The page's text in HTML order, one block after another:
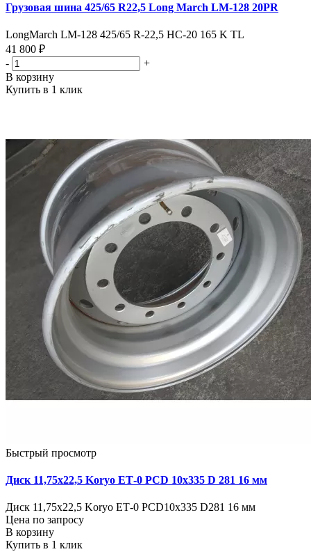
Грузовая шина 425/65 R22,5 Long March LM-128 20PR
LongMarch LM-128 425/65 R-22,5 НС-20 165 K TL
41 800 ₽
-
+
В корзину
Купить в 1 клик
Быстрый просмотр
Диск 11,75х22,5 Koryo ЕТ-0 PCD 10х335 D 281 16 мм
Диск 11,75х22,5 Koryo ЕТ-0 PCD10х335 D281 16 мм
Цена по запросу
В корзину
Купить в 1 клик